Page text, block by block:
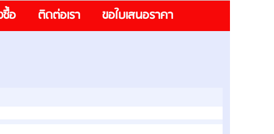
อ ติดต่อเรา ขอใบเสนอราคา